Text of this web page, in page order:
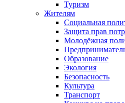
Туризм
Жителям
Социальная
Защита прав
Молодёжная
Образование
Экология
Безопасность
Культура
Транспорт